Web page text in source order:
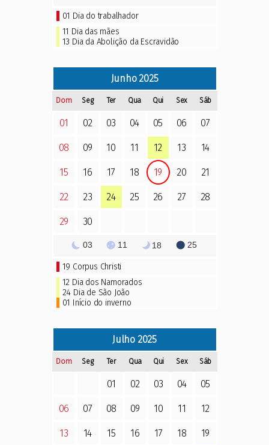
01 Dia do trabalhador
11 Dia das mães
13 Dia da Abolição da Escravidão
Junho2025
Dom Seg Ter Qua Qui Sex Sáb
01 02 03 04 05 06 07
08 09 10 11 12 13 14
15 16 17 18 19 20 21
22 23 24 25 26 27 28
29 30
03 11 18 25
19 Corpus Christi
12 Dia dos Namorados
24 Dia de São João
01 Início do inverno
Julho 2025
Dom Seg Ter Qua Qui Sex Sáb
01 02 03 04 05
06 07 08 09 10 11 12
13 14 15 16 17 18 19